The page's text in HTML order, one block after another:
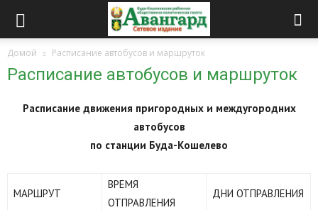
Домой Расписание автобусов и маршруток
Расписание автобусов и маршруток
Расписание движения пригородных и междугородних
автобусов
по станции Буда-Кошелево
МАРШРУТ
ВРЕМЯ
ОТПРАВЛЕНИЯ
ДНИ ОТПРАВЛЕНИЯ